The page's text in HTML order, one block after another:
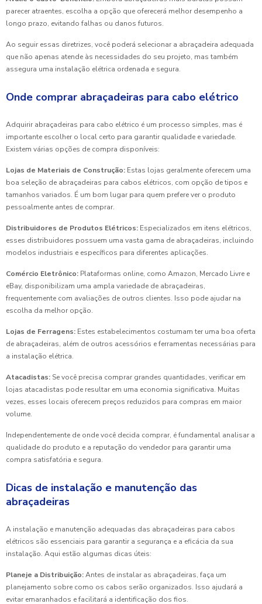
parecer atraentes, escolha a opção que oferecerá melhor desempenho a
longo prazo, evitando falhas ou danos futuros.
Ao seguir essas diretrizes, você poderá selecionar a abraçadeira adequada
que não apenas atende às necessidades do seu projeto, mas também
assegura uma instalação elétrica ordenada e segura.
Onde comprar abraçadeiras para cabo elétrico
Adquirir abraçadeiras para cabo elétrico é um processo simples, mas é
importante escolher o local certo para garantir qualidade e variedade.
Existem várias opções de compra disponíveis:
Lojas de Materiais de Construção: Estas lojas geralmente oferecem uma
boa seleção de abraçadeiras para cabos elétricos, com opção de tipos e
tamanhos variados. É um bom lugar para quem prefere ver o produto
pessoalmente antes de comprar.
Distribuidores de Produtos Elétricos: Especializados em itens elétricos,
esses distribuidores possuem uma vasta gama de abraçadeiras, incluindo
modelos industriais e específicos para diferentes aplicações.
Comércio Eletrônico: Plataformas online, como Amazon, Mercado Livre e
eBay, disponibilizam uma ampla variedade de abraçadeiras,
frequentemente com avaliações de outros clientes. Isso pode ajudar na
escolha da melhor opção.
Lojas de Ferragens: Estes estabelecimentos costumam ter uma boa oferta
de abraçadeiras, além de outros acessórios e ferramentas necessárias para
a instalação elétrica.
Atacadistas: Se você precisa comprar grandes quantidades, verificar em
lojas atacadistas pode resultar em uma economia significativa. Muitas
vezes, esses locais oferecem preços reduzidos para compras em maior
volume.
Independentemente de onde você decida comprar, é fundamental analisar a
qualidade do produto e a reputação do vendedor para garantir uma
compra satisfatória e segura.
Dicas de instalação e manutenção das
abraçadeiras
A instalação e manutenção adequadas das abraçadeiras para cabos
elétricos são essenciais para garantir a segurança e a eficácia da sua
instalação. Aqui estão algumas dicas úteis:
Planeje a Distribuição:Antes de instalar as abraçadeiras, faça um
planejamento sobre como os cabos serão organizados. Isso ajudará a
evitar emaranhados e facilitará a identificação dos fios.